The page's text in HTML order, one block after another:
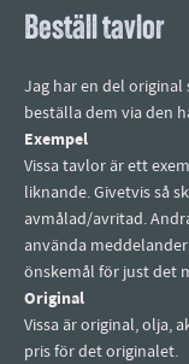
Beställ tavlor
Jag har en del original
beställa dem via den
Exempel
Vissa tavlor är ett
liknande. Givetvis så
avmålad/avritad.
använda
önskemål för just det
Original
Vissa är original, olja,
pris för det originalet.